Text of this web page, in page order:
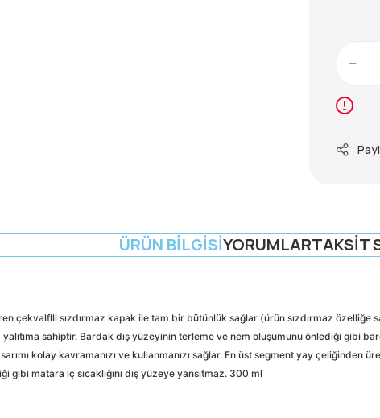
ÜRÜN BILGISIYORUMLARTAKSIT
çekvalflli sızdırmaz kapak ile tam bir bütünlük sağlar (ürün sızdırmaz özelliğe
sahiptir. Bardak dış yüzeyinin terleme ve nem oluşumunu önlediği gibi
kolay kavramanızı ve kullanmanızı sağlar. En üst segment yay çeliğinden
matara iç sıcaklığını dış yüzeye yansıtmaz. 300 ml